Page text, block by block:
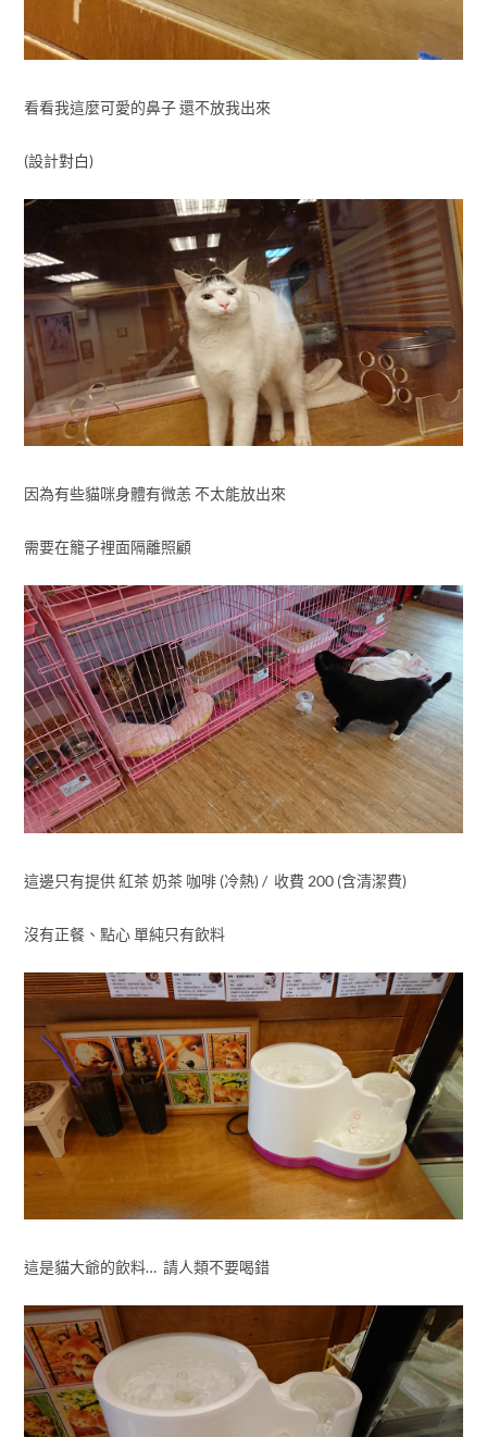
看看我這麼可愛的鼻子 還不放我出來
(設計對白)
因為有些貓咪身體有微恙 不太能放出來
需要在籠子裡面隔離照顧
這邊只有提供 紅茶 奶茶 咖啡 (冷熱) / 收費 200 (含清潔費)
沒有正餐、點心 單純只有飲料
這是貓大爺的飲料… 請人類不要喝錯